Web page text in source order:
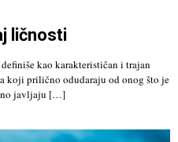
ličnosti
kao karakterističan i trajan
koji prilično odudaraju od onog što je
javljaju […]